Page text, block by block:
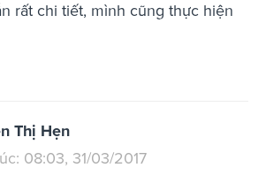
rất chi tiết, mình cũng thực hiện
Thị Hẹn
08:03, 31/03/2017